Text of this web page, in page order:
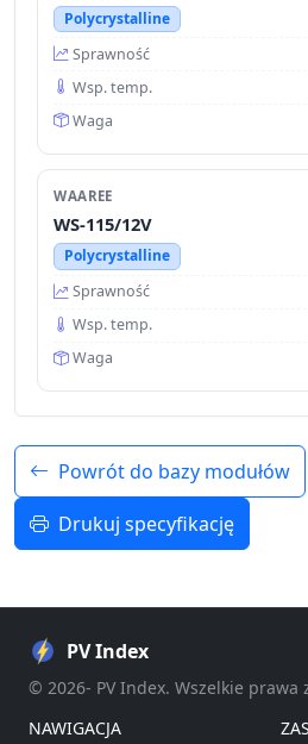
Polycrystalline
Sprawność
Wsp. temp.
Waga
WAAREE
WS-115/12V
Polycrystalline
Sprawność
Wsp. temp.
Waga
Powrót do bazy modułów
Drukuj specyfikację
PV Index
© 2026- PV Index. Wszelkie prawa
NAWIGACJA